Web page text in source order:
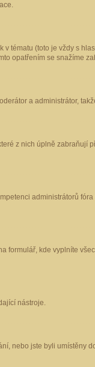
tématu (toto je vždy s
opatřením se snažíme
a administrátor,
z nich úplně zabraňují
administrátorů
formulář, kde vyplníte
nástroje.
nebo jste byli umístěny